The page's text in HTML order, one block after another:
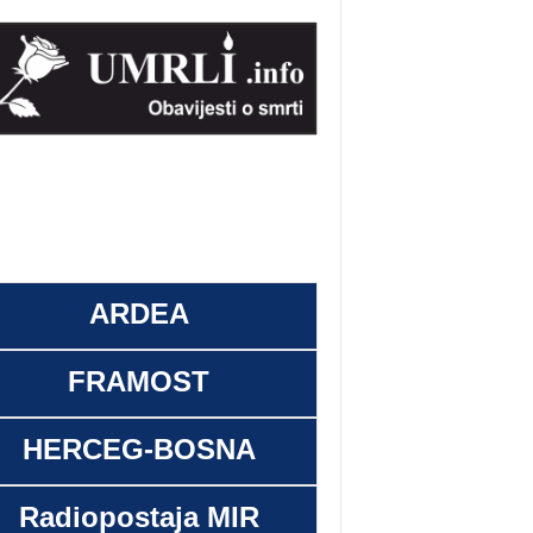
ARDEA
FRAMOST
HERCEG-BOSNA
Radiopostaja MIR